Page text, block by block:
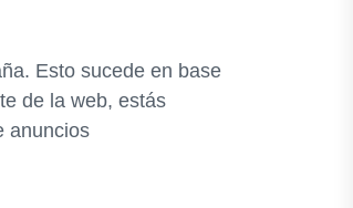
Esto sucede en base
de la web, estás
anuncios